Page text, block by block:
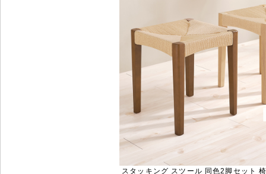
スタッキング スツール 同色2脚セット